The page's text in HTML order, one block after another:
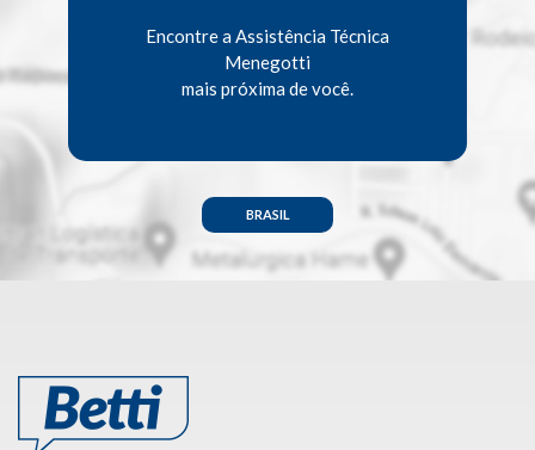
Encontre a Assistência Técnica
Menegotti
mais próxima de você.
BRASIL